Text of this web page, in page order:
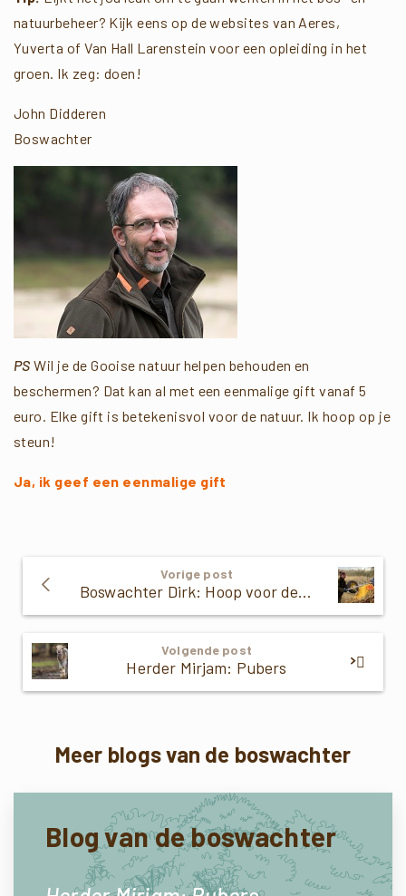
natuurbeheer? Kijk eens op de websites van Aeres,
Yuverta of Van Hall Larenstein voor een opleiding in het
groen. Ik zeg: doen!
John Didderen
Boswachter
PS Wil je de Gooise natuur helpen behouden en
beschermen? Dat kan al met een eenmalige gift vanaf 5
euro. Elke gift is betekenisvol voor de natuur. Ik hoop op je
steun!
Ja, ik geef een eenmalige gift
Verder
Lezen
Vorige post
Boswachter Dirk: Hoop voor de ringslang
Volgende post
Herder Mirjam: Pubers
Meer blogs van de boswachter
Blog van de boswachter